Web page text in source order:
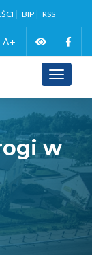
BIP RSS
A+ Zmień
wersję
Toggle
w